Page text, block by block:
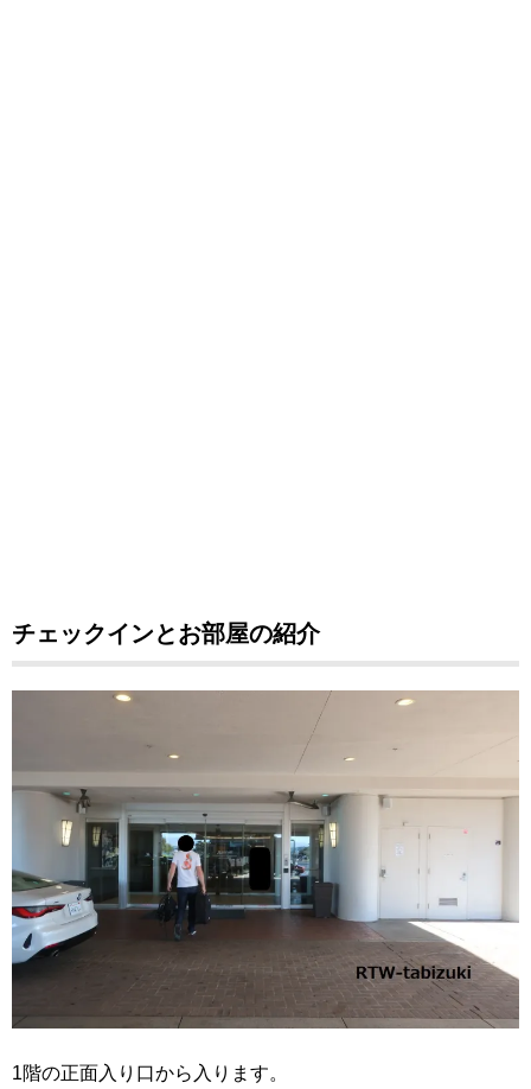
チェックインとお部屋の紹介
1階の正面入り口から入ります。